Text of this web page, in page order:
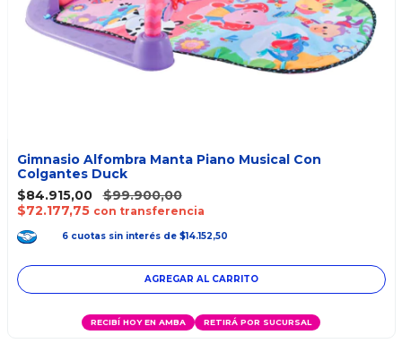
Gimnasio Alfombra Manta Piano Musical Con
Colgantes Duck
$84.915,00
$99.900,00
$72.177,75 con transferencia
6 cuotas sin interés de $14.152,50
AGREGAR AL CARRITO
RECIBÍ HOY EN AMBA RETIRÁ POR SUCURSAL